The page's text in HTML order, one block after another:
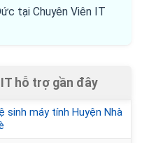
tại Chuyên Viên IT
hỗ trợ gần đây
sinh máy tính Huyện Nhà